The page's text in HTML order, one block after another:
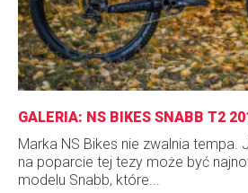
GALERIA: NS BIKES SNABB T2
Marka NS Bikes nie zwalnia
na poparcie tej tezy może być
modelu Snabb, które...